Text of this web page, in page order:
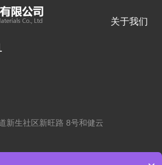
新生社区新旺路 8号和健云
关于我们